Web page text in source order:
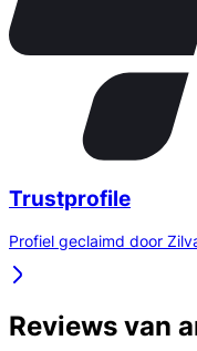
Trustprofile
Profiel geclaimd door
Reviews van